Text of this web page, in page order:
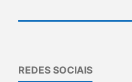
REDES SOCIAIS